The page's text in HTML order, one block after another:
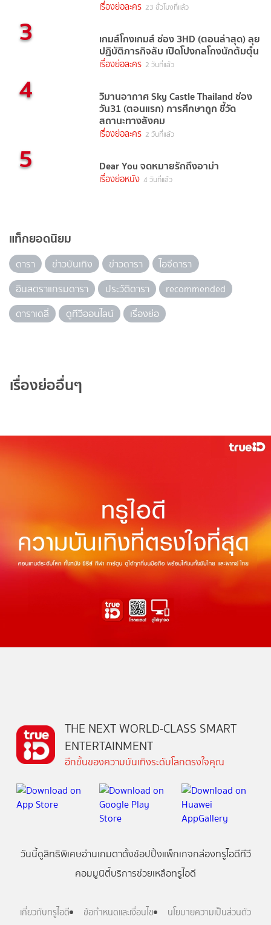
เรื่องย่อละคร 23 ชั่วโมงที่แล้ว
3 เกมส์โกงเกมส์ ช่อง 3HD (ตอนล่าสุด) ลุย
ปฏิบัติภารกิจลับ เปิดโปงกลโกงนักต้มตุ๋น
เรื่องย่อละคร 2 วันที่แล้ว
4 วิมานอากาศ Sky Castle Thailand ช่อง
วัน31 (ตอนแรก) การศึกษาถูก ชี้วัด
สถานะทางสังคม
เรื่องย่อละคร 2 วันที่แล้ว
5 Dear You จดหมายรักถึงอาม่า
เรื่องย่อหนัง 4 วันที่แล้ว
แท็กยอดนิยม
ดารา ข่าวบันเทิง ข่าวดารา
ไอจีดารา
อินสตราแกรมดารา
ประวัติดารา
recommended
ดาราเดลี่
ดูทีวีออนไลน์ เรื่องย่อ
เรื่องย่ออื่นๆ
THE NEXT WORLD-CLASS SMART
ENTERTAINMENT
อีกขั้นของความบันเทิงระดับโลกตรงใจคุณ
วันนี้ดูสิทธิพิเศษอ่านเกมตาตั้งช้อปปิ้งแพ็กเกจกล่องทรูไอดีทีวี
คอมมูนิตี้บริการช่วยเหลือทรูไอดี
เกี่ยวกับทรูไอดี ข้อกำหนดและเงื่อนไข นโยบายความเป็นส่วนตัว